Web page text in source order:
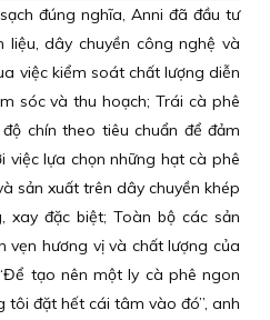
đúng nghĩa, Anni đã đầu tư
liệu, dây chuyền công nghệ và
việc kiểm soát chất lượng diễn
sóc và thu hoạch; Trái cà phê
chín theo tiêu chuẩn để đảm
việc lựa chọn những hạt cà phê
sản xuất trên dây chuyền khép
xay đặc biệt; Toàn bộ các sản
vẹn hương vị và chất lượng của
tạo nên một ly cà phê ngon
tôi đặt hết cái tâm vào đó”, anh